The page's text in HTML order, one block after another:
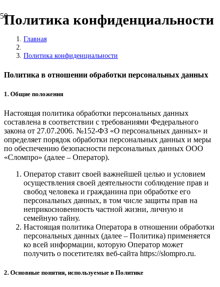
Политика конфиденциальности
Главная
Политика конфиденциальности
Политика в отношении обработки персональных данных
1. Общие положения
Настоящая политика обработки персональных данных
составлена в соответствии с требованиями Федерального
закона от 27.07.2006. №152-ФЗ «О персональных данных» и
определяет порядок обработки персональных данных и меры
по обеспечению безопасности персональных данных ООО
«Сломпро» (далее – Оператор).
Оператор ставит своей важнейшей целью и условием
осуществления своей деятельности соблюдение прав и
свобод человека и гражданина при обработке его
персональных данных, в том числе защиты прав на
неприкосновенность частной жизни, личную и
семейную тайну.
Настоящая политика Оператора в отношении обработки
персональных данных (далее – Политика) применяется
ко всей информации, которую Оператор может
получить о посетителях веб-сайта https://slompro.ru.
2. Основные понятия, используемые в Политике